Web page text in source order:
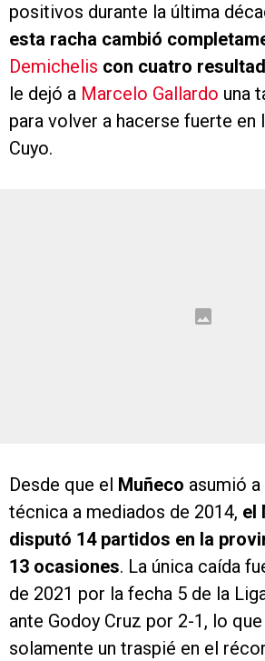
positivos durante la última
esta racha cambió
Demichelis con cuatro
le dejó a Marcelo Gallardo una
para volver a hacerse fuerte en
Cuyo.
Desde que el Muñeco asumió
técnica a mediados de 2014, el
disputó 14 partidos en la
13 ocasiones. La única caída
de 2021 por la fecha 5 de la
ante Godoy Cruz por 2-1, lo
solamente un traspié en el